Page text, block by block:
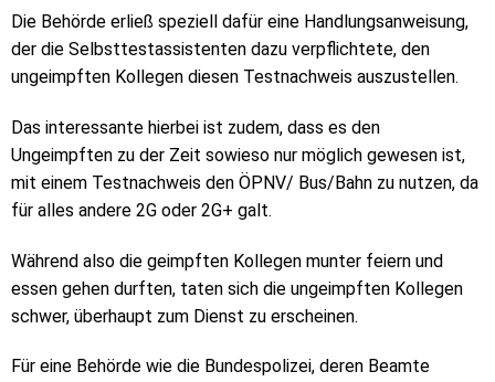
Die Behörde erließ speziell dafür eine Handlungsanweisung,
der die Selbsttestassistenten dazu verpflichtete, den
ungeimpften Kollegen diesen Testnachweis auszustellen.
Das interessante hierbei ist zudem, dass es den
Ungeimpften zu der Zeit sowieso nur möglich gewesen ist,
mit einem Testnachweis den ÖPNV/ Bus/Bahn zu nutzen, da
für alles andere 2G oder 2G+ galt.
Während also die geimpften Kollegen munter feiern und
essen gehen durften, taten sich die ungeimpften Kollegen
schwer, überhaupt zum Dienst zu erscheinen.
Für eine Behörde wie die Bundespolizei, deren Beamte